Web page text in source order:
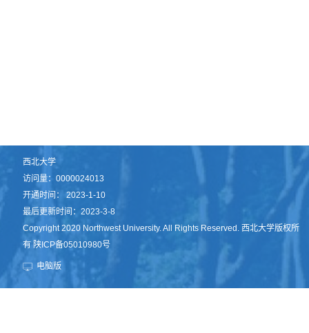
西北大学
访问量：0000024013
开通时间：2023-1-10
最后更新时间：2023-3-8
Copyright 2020 Northwest University. All Rights Reserved. 西北大学版权所
有 陕ICP备05010980号
电脑版